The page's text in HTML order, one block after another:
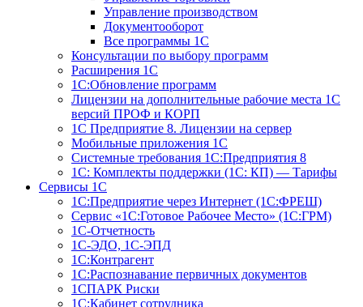
Управление производством
Документооборот
Все программы 1С
Консультации по выбору программ
Расширения 1С
1С:Обновление программ
Лицензии на дополнительные рабочие места 1С
версий ПРОФ и КОРП
1С Предприятие 8. Лицензии на сервер
Мобильные приложения 1С
Системные требования 1С:Предприятия 8
1С: Комплекты поддержки (1С: КП) — Тарифы
Сервисы 1С
1С:Предприятие через Интернет (1С:ФРЕШ)
Сервис «1С:Готовое Рабочее Место» (1С:ГРМ)
1С-Отчетность
1С-ЭДО, 1С-ЭПД
1С:Контрагент
1С:Распознавание первичных документов
1СПАРК Риски
1С:Кабинет сотрудника